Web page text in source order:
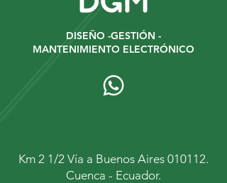
DISEÑO -GESTIÓN -
MANTENIMIENTO ELECTRÓNICO
Km 2 1/2 Vía a Buenos Aires 010112.
Cuenca - Ecuador.